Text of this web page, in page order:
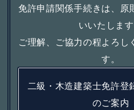
免許申請関係手続きは、原
いいたします
ご理解、ご協力の程よろし
す。
二級・木造建築士免許登
のご案内